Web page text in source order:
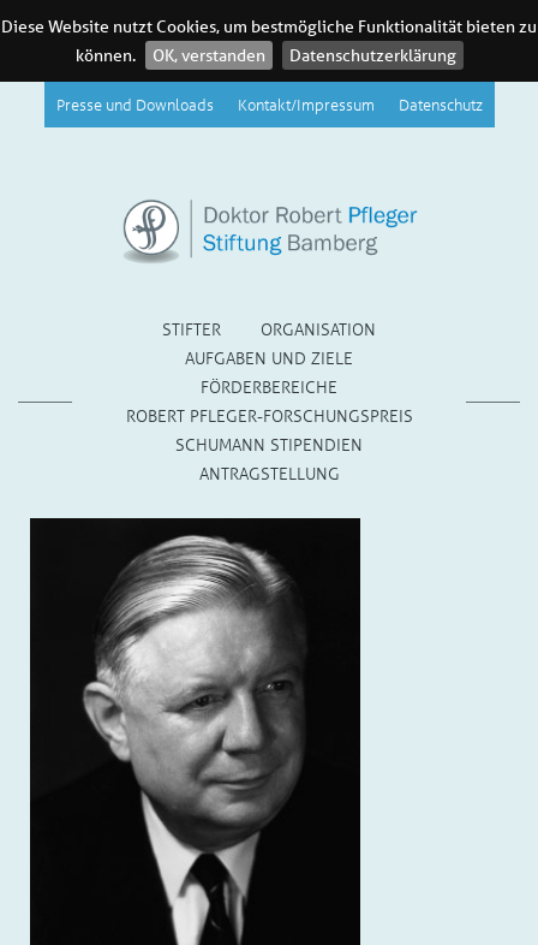
Diese Website nutzt Cookies, um bestmögliche Funktionalität bieten zu
können.
OK, verstanden Datenschutzerklärung
Presse und Downloads Kontakt/Impressum Datenschutz
STIFTER
ORGANISATION
AUFGABEN UND ZIELE
FÖRDERBEREICHE
ROBERT PFLEGER-FORSCHUNGSPREIS
SCHUMANN STIPENDIEN
ANTRAGSTELLUNG